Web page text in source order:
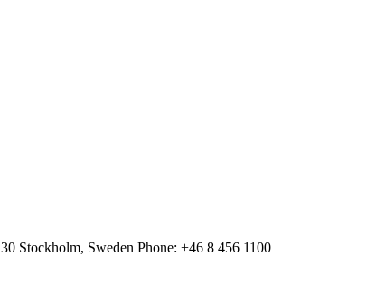
Stockholm, Sweden Phone: +46 8 456 1100